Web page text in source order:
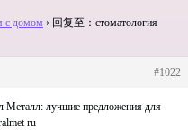
с домом › 回复至：стоматология
#1022
Металл: лучшие предложения для
ru